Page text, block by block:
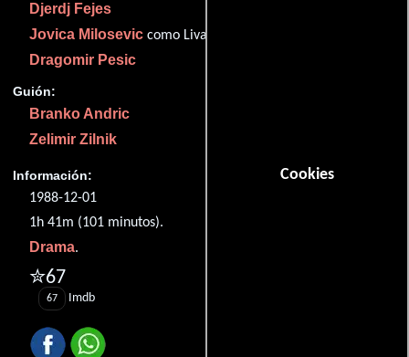
Cookies
Djerdj Fejes
Jovica Milosevic como Livac
Dragomir Pesic
Guión:
Branko Andric
Zelimir Zilnik
Información:
1988-12-01
1h 41m (101 minutos).
Drama.
✮67
67 Imdb